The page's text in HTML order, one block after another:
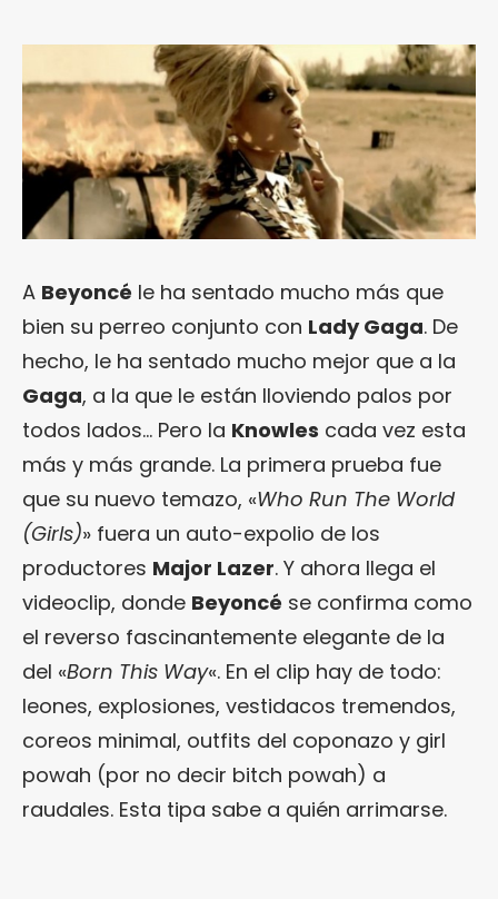
A Beyoncé le ha sentado mucho más que
bien su perreo conjunto con Lady Gaga. De
hecho, le ha sentado mucho mejor que a la
Gaga, a la que le están lloviendo palos por
todos lados… Pero la Knowles cada vez esta
más y más grande. La primera prueba fue
que su nuevo temazo, «Who Run The World
(Girls)» fuera un auto-expolio de los
productores Major Lazer. Y ahora llega el
videoclip, donde Beyoncé se confirma como
el reverso fascinantemente elegante de la
del «Born This Way«. En el clip hay de todo:
leones, explosiones, vestidacos tremendos,
coreos minimal, outfits del coponazo y girl
powah (por no decir bitch powah) a
raudales. Esta tipa sabe a quién arrimarse.